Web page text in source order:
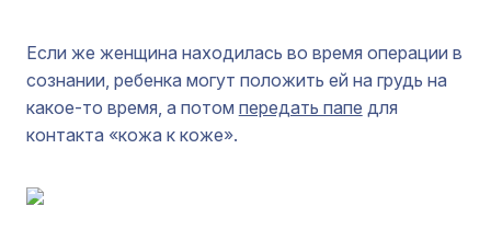
Если же женщина находилась во время операции в
сознании, ребенка могут положить ей на грудь на
какое-то время, а потом передать папе для
контакта «кожа к коже».